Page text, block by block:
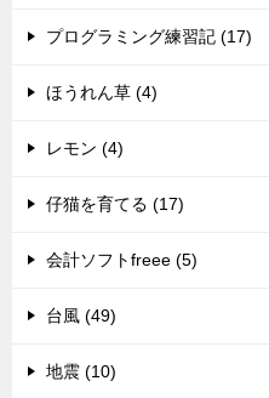
プログラミング練習記 (17)
ほうれん草 (4)
レモン (4)
仔猫を育てる (17)
会計ソフトfreee (5)
台風 (49)
地震 (10)